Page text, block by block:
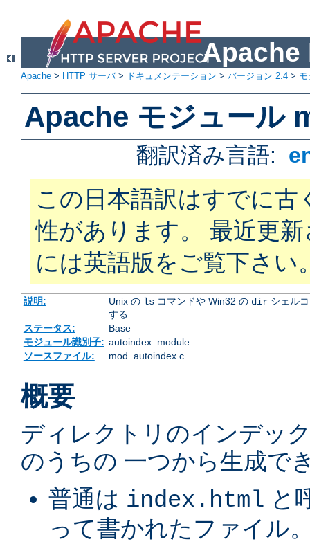
Apache
Apache > HTTP サーバ> ドキュメンテーション > バージョン 2.4 >
Apache モジュール
翻訳済み言語:
この日本語訳はすでに古
性があります。 最近更
には英語版をご覧下さい
説明: Unix の lsコマンドや Win32 の dirシェルコ
する
ステータス:
Base
モジュール識別子: autoindex_module
ソースファイル:
mod_autoindex.c
概要
ディレクトリのインデッ
のうちの 一つから生成で
普通は index.html と
って書かれたファイル